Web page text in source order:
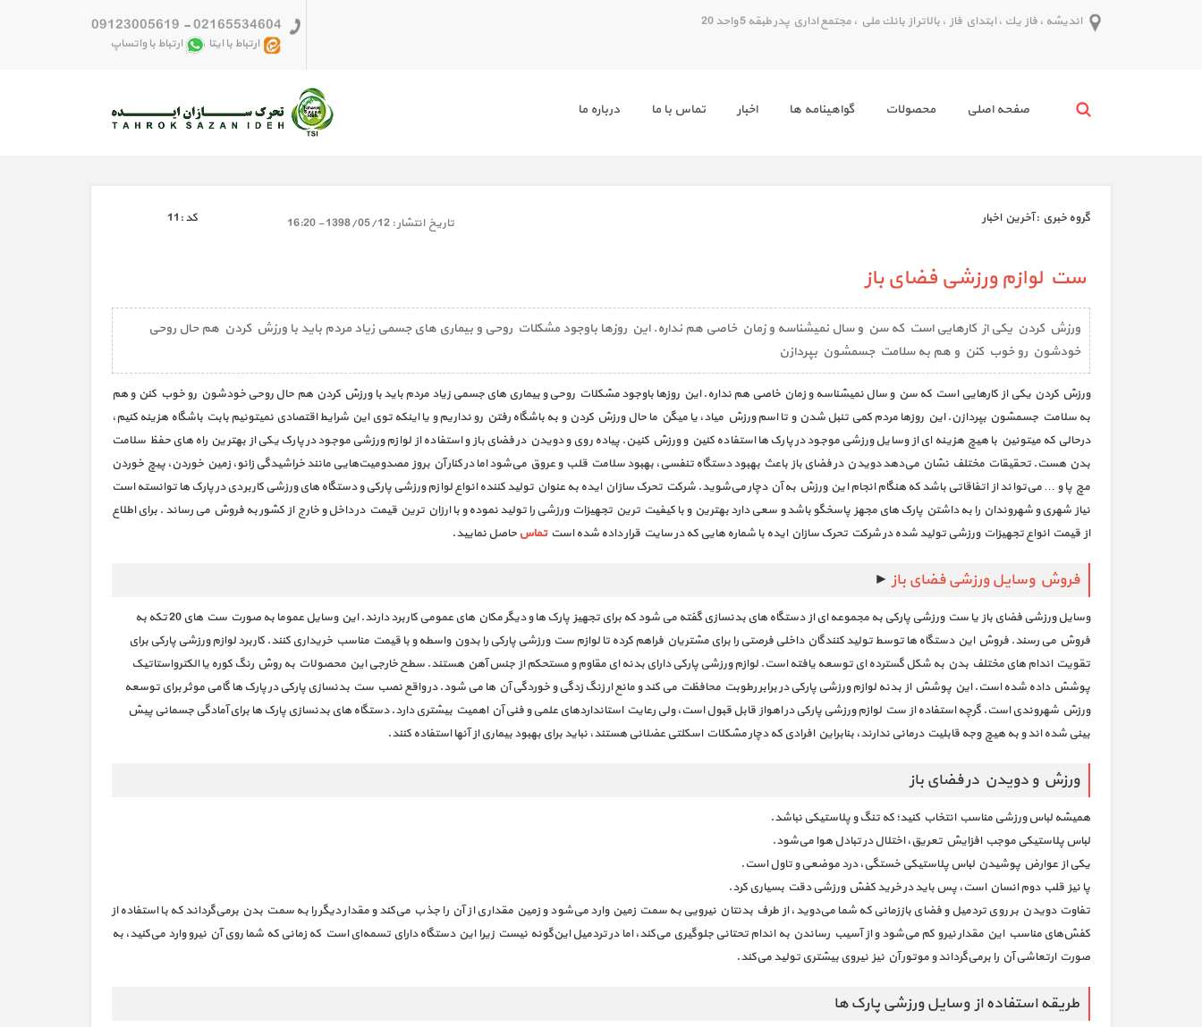
انديشه ، فاز يك ، ابتداي فاز ، بالاتر از بانك ملي ، مجتمع اداري پدر طبقه 5 واحد 20 02165534604
-
09123005619
ارتباط با ایتا ارتباط با واتساپ
صفحه اصلي محصولات گواهينامه ها اخبار تماس با ما درباره ما
گروه خبري :آخرین اخبار تاريخ انتشار :1398/05/12 - 16:20 كد : 11
ست لوازم ورزشی فضای باز
ورزش کردن یکی از کارهایی است که سن و سال نمیشناسه و زمان خاصی هم نداره. این روزها باوجود مشکلات روحی و بیماری های جسمی زیاد مردم باید با ورزش کردن هم حال روحی
خودشون رو خوب کنن و هم به سلامت جسمشون بپردازن
ورزش کردن یکی از کارهایی است که سن و سال نمیشناسه و زمان خاصی هم نداره. این روزها باوجود مشکلات روحی و بیماری های جسمی زیاد مردم باید با ورزش کردن هم حال روحی خودشون رو خوب کنن و هم
به سلامت جسمشون بپردازن. این روزها مردم کمی تنبل شدن و تا اسم ورزش میاد، یا میگن ما حال ورزش کردن و به باشگاه رفتن رو نداریم و یا اینکه توی این شرایط اقتصادی نمیتونیم بابت باشگاه هزینه کنیم،
درحالی که میتونین با هیچ هزینه ای از وسایل ورزشی موجود در پارک ها استفاده کنین و ورزش کنین. پیاده روی و دویدن در فضای باز و استفاده از لوازم ورزشی موجود در پارک یکی از بهترین راه های حفظ سلامت
بدن هست. تحقیقات مختلف نشان می‌دهد دویدن در فضای باز باعث بهبود دستگاه تنفسی، بهبود سلامت قلب و عروق می‌شود اما در کنار آن بروز مصدومیت‌هایی مانند خراشیدگی زانو، زمین خوردن، پیچ خوردن
مچ پا و … می‌تواند از اتفاقاتی باشد که هنگام انجام این ورزش به آن دچار می‌شوید. شرکت تحرک سازان ایده به عنوان تولید کننده انواع لوازم ورزشی پارکی و دستگاه های ورزشی کاربردی در پارک ها توانسته است
نیاز شهری و شهروندان را به داشتن پارک های مجهز پاسخگو باشد و سعی دارد بهترین و با کیفیت ترین تجهیزات ورزشی را تولید نموده و با ارزان ترین قیمت در داخل و خارج از کشور به فروش می رساند . برای اطلاع
از قیمت انواع تجهیزات ورزشی تولید شده در شرکت تحرک سازان ایده با شماره هایی که در سایت قرار داده شده استتماس حاصل نمایید.
فروش وسایل ورزشی فضای باز ►
وسایل ورزشی فضای باز یا ست ورزشی پارکی به مجموعه ای از دستگاه های بدنسازی گفته می شود که برای تجهیز پارک ها و دیگر مکان های عمومی کاربرد دارند. این وسایل عموما به صورت ست های 20 تکه به
فروش می رسند. فروش این دستگاه ها توسط تولید کنندگان داخلی فرصتی را برای مشتریان فراهم کرده تا لوازم ست ورزشی پارکی را بدون واسطه و با قیمت مناسب خریداری کنند. کاربرد لوازم ورزشی پارکی برای
تقویت اندام‌ های مختلف بدن به شکل گسترده‌ ای توسعه یافته است. لوازم ورزشی پارکی دارای بدنه ای مقاوم و مستحکم از جنس آهن هستند. سطح خارجی این محصولات به روش رنگ کوره یا الکترواستاتیک
پوشش داده شده است. این پوشش از بدنه لوازم ورزشی پارکی در برابر رطوبت محافظت می کند و مانع ار زنگ زدگی و خوردگی آن ها می شود. در واقع نصب ست بدنسازی پارکی در پارک ها گامی موثر برای توسعه
ورزش شهروندی است. گرچه استفاده از ست لوازم ورزشی پارکی در اهواز قابل قبول است، ولی رعایت استانداردهای علمی و فنی آن اهمیت بیشتری دارد. دستگاه های بدنسازی پارک ها برای آمادگی جسمانی پیش
بینی شده اند و به هیچ وجه قابلیت درمانی ندارند، بنابراین افرادی که دچار مشکلات اسکلتی عضلانی هستند، نباید برای بهبود بیماری از آنها استفاده کنند.
ورزش و دویدن در فضای باز
همیشه لباس ورزشی مناسب انتخاب کنید؛ که تنگ و پلاستیکی نباشد.
لباس پلاستیکی موجب افزایش تعریق، اختلال در تبادل هوا می‌شود.
یکی از عوارض پوشیدن لباس پلاستیکی خستگی، درد موضعی و تاول است.
پا نیز قلب دوم انسان است، پس باید در خرید کفش ورزشی دقت بسیاری کرد.
تفاوت دویدن بر روی تردمیل و فضای باززمانی که شما می‌دوید، از طرف بدنتان نیرویی به سمت زمین وارد می‌شود و زمین مقداری از آن را جذب می‌کند و مقدار دیگر را به سمت بدن برمی‌گرداند که با استفاده از
کفش‌های مناسب این مقدار نیرو کم می‌شود و از آسیب رساندن به اندام تحتانی جلوگیری می‌کند، اما در تردمیل این‌گونه نیست زیرا این دستگاه دارای تسمه‌ای است که زمانی که شما روی آن نیرو وارد می‌کنید، به
صورت ارتعاشی آن را برمی‌گرداند و موتور آن نیز نیروی بیشتری تولید می‌کند.
طریقه استفاده از وسایل ورزشی پارک ها